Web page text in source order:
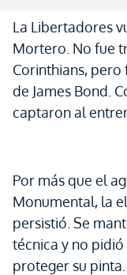
La Libertadores
Mortero. No fue
Corinthians, pero
de James Bond.
captaron al
Por más que el
Monumental, la
persistió. Se
técnica y no
proteger su